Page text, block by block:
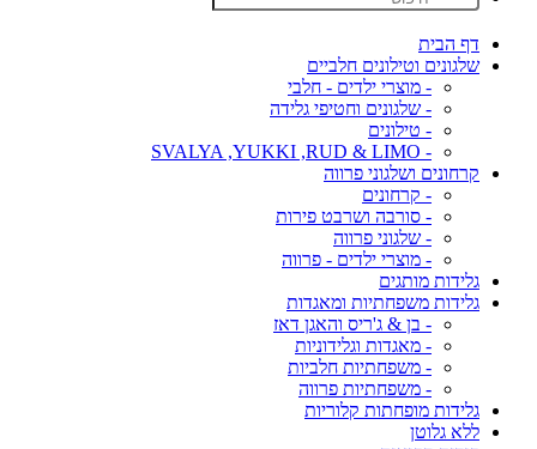
דף הבית
שלגונים וטילונים חלביים
- מוצרי ילדים - חלבי
- שלגונים וחטיפי גלידה
- טילונים
- SVALYA ,YUKKI ,RUD & LIMO
קרחונים ושלגוני פרווה
- קרחונים
- סורבה ושרבט פירות
- שלגוני פרווה
- מוצרי ילדים - פרווה
גלידות מותגים
גלידות משפחתיות ומאגדות
- בן & ג'ריס והאגן דאז
- מאגדות וגלידוניות
- משפחתיות חלביות
- משפחתיות פרווה
גלידות מופחתות קלוריות
ללא גלוטן